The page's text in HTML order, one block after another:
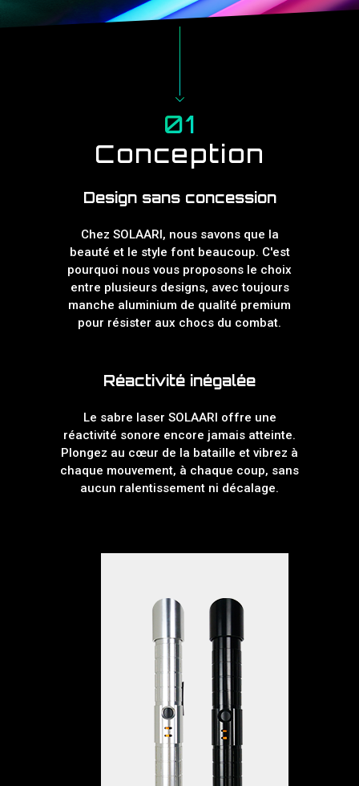
01
Conception
Design sans concession
Chez SOLAARI, nous savons que la
beauté et le style font beaucoup. C'est
pourquoi nous vous proposons le choix
entre plusieurs designs, avec toujours
manche aluminium de qualité premium
pour résister aux chocs du combat.
Réactivité inégalée
Le sabre laser SOLAARI offre une
réactivité sonore encore jamais atteinte.
Plongez au cœur de la bataille et vibrez à
chaque mouvement, à chaque coup, sans
aucun ralentissement ni décalage.